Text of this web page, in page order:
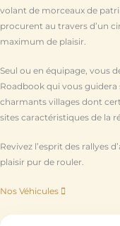
volant de morceaux de
procurent au travers d’un
maximum de plaisir.
Seul ou en équipage, vous
Roadbook qui vous
charmants villages dont
sites caractéristiques de la
Revivez l’esprit des rallyes
plaisir pur de rouler.
Nos Véhicules